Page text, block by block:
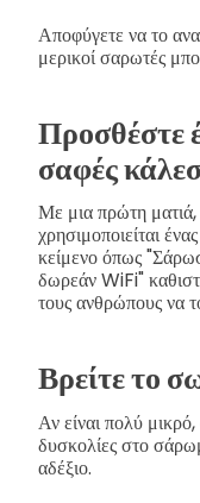
Αποφύγετε να το
μερικοί σαρωτές
Προσθέστε
σαφές
Με μια πρώτη ματιά,
χρησιμοποιείται
κείμενο όπως
δωρεάν WiFi"
τους ανθρώπους να
Βρείτε το
Αν είναι πολύ
δυσκολίες στο
αδέξιο.